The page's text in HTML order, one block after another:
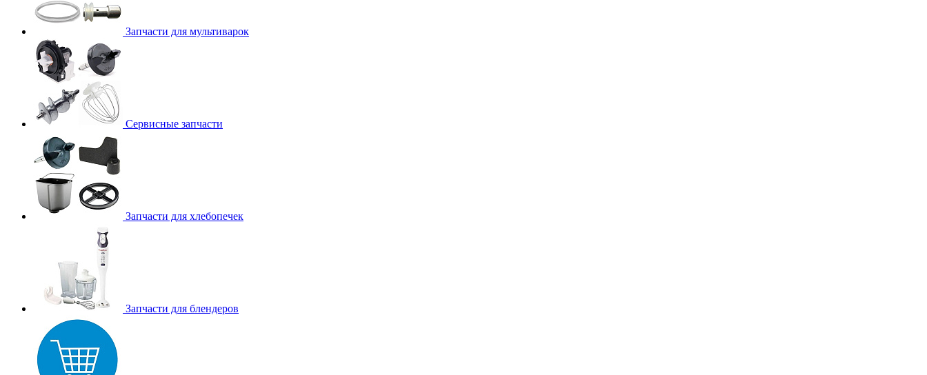
Запчасти для мультиварок
Сервисные запчасти
Запчасти для хлебопечек
Запчасти для блендеров